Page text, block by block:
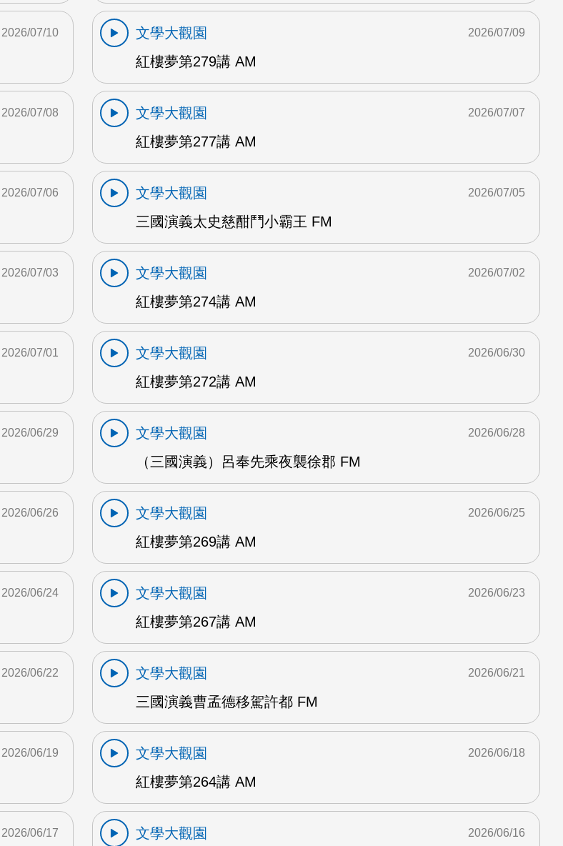
2026/07/10
文學大觀園
紅樓夢第279講 AM
2026/07/09
2026/07/08
文學大觀園
紅樓夢第277講 AM
2026/07/07
2026/07/06
文學大觀園
三國演義太史慈酣鬥小霸王 FM
2026/07/05
2026/07/03
文學大觀園
紅樓夢第274講 AM
2026/07/02
2026/07/01
文學大觀園
紅樓夢第272講 AM
2026/06/30
2026/06/29
文學大觀園
（三國演義）呂奉先乘夜襲徐郡 FM
2026/06/28
2026/06/26
文學大觀園
紅樓夢第269講 AM
2026/06/25
2026/06/24
文學大觀園
紅樓夢第267講 AM
2026/06/23
2026/06/22
文學大觀園
三國演義曹孟德移駕許都 FM
2026/06/21
2026/06/19
文學大觀園
紅樓夢第264講 AM
2026/06/18
2026/06/17 文學大觀園 2026/06/16